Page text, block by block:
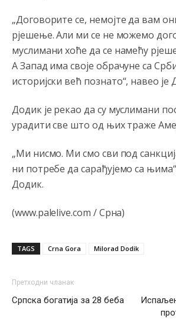
„Договорите се, немојте да вам
рјешење. Али ми се не можемо
муслимани хоће да се намећу
А Запад има своје обрачуне са
историјски већ познато“, навео је
Додик је рекао да су муслимани
урадити све што од њих траже
„Ми нисмо. Ми смо сви под
ни потребе да сарађујемо са
Додик.
(www.palelive.com / Срна)
TAGS Crna Gora Milorad Dodik
Претходни чланак
Српска богатија за 28 беба
mamu vam **bem papansku!!!!
Narode.nemoguda vjerujem dokle smo
neznate danas slavimo svjetski dan
Pohvala za Vodovod Pale što su smanjili
sarajevu kako bi količine vode bile
Анонимно2798926
6:49
Uvijek se mora na prvo mjesto staviti
Анонимно2800787
7:03
cevovodu,majstori iz sarajevskog
saniraju glavnu cijev.
Анонимно2553747
Šarović i dodik upotri***še svoje
će istočno